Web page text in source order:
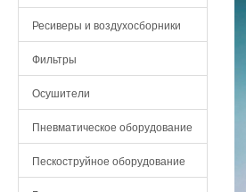
Ресиверы и воздухосборники
Фильтры
Осушители
Пневматическое оборудование
Пескоструйное оборудование